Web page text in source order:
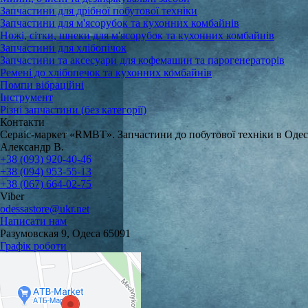
Запчастини для дрібної побутової техніки
Запчастини для м'ясорубок та кухонних комбайнів
Ножі, сітки, шнеки для м'ясорубок та кухонних комбайнів
Запчастини для хлібопічок
Запчастини та аксесуари для кофемашин та парогенераторів
Ремені до хлібопечок та кухонних комбайнів
Помпи вібраційні
Інструмент
Різні запчастини (без категорії)
Контакти
Сервіс-маркет «RMBT». Запчастини до побутової техніки в
Александр В.
+38 (093) 920-40-46
+38 (094) 953-55-13
+38 (067) 664-02-75
Viber
odessastore@ukr.net
Написати нам
Разумовская 9, Одеса 65091
Графік роботи